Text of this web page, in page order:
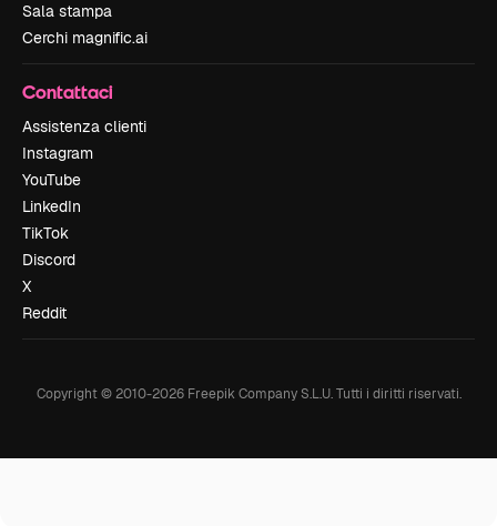
Sala stampa
Cerchi magnific.ai
Contattaci
Assistenza clienti
Instagram
YouTube
LinkedIn
TikTok
Discord
X
Reddit
Copyright © 2010-2026Freepik Company S.L.U. Tutti i diritti riservati.